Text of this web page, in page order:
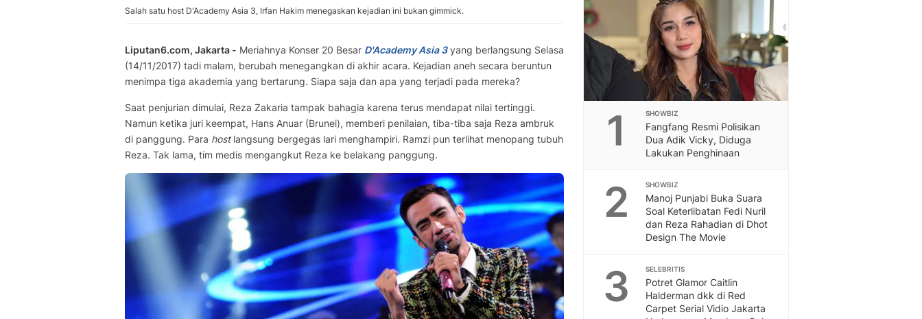
Salah satu host D'Academy Asia 3, Irfan Hakim menegaskan kejadian ini bukan gimmick.
Liputan6.com, Jakarta - Meriahnya Konser 20 Besar D'Academy Asia 3yang berlangsung Selasa
(14/11/2017) tadi malam, berubah menegangkan di akhir acara. Kejadian aneh secara beruntun
menimpa tiga akademia yang bertarung. Siapa saja dan apa yang terjadi pada mereka?
Saat penjurian dimulai, Reza Zakaria tampak bahagia karena terus mendapat nilai tertinggi.
Namun ketika juri keempat, Hans Anuar (Brunei), memberi penilaian, tiba-tiba saja Reza ambruk
di panggung. Para hostlangsung bergegas lari menghampiri. Ramzi pun terlihat menopang tubuh
Reza. Tak lama, tim medis mengangkut Reza ke belakang panggung.
1 SHOWBIZ
Fangfang Resmi Polisikan
Dua Adik Vicky, Diduga
Lakukan Penghinaan
2 SHOWBIZ
Manoj Punjabi Buka Suara
Soal Keterlibatan Fedi Nuril
dan Reza Rahadian di Dhot
Design The Movie
3 SELEBRITIS
Potret Glamor Caitlin
Halderman dkk di Red
Carpet Serial Vidio Jakarta